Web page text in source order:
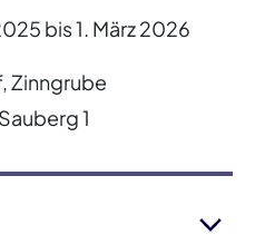
bis 1. März 2026
Zinngrube
1